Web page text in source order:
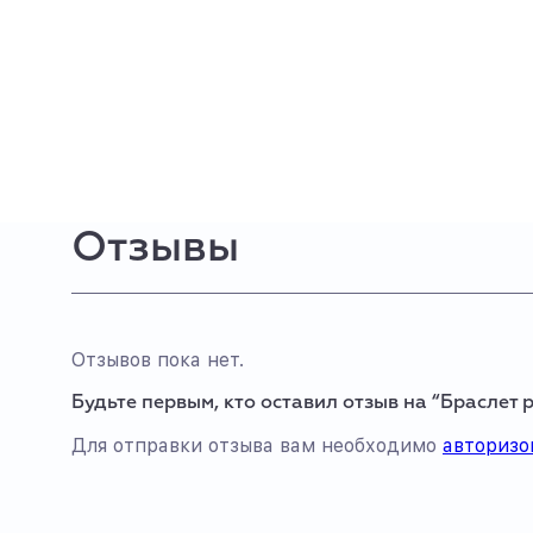
Отзывы
Отзывов пока нет.
Будьте первым, кто оставил отзыв на “Браслет
Для отправки отзыва вам необходимо